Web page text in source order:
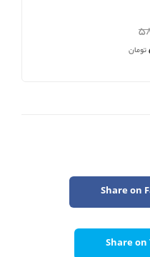
تومان
Share on
Share